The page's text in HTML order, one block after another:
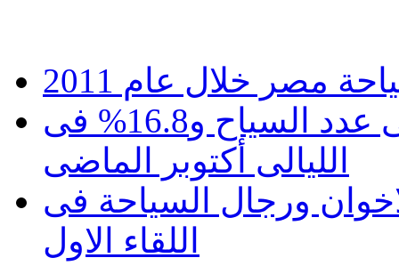
مصر خلال عام 2011
سياحة مصر تتراجع 27.5 % ً فى عدد السياح و16.8% فى
الليالى أكتوبر الماضى
ورجال السياحة فى
اللقاء الاول